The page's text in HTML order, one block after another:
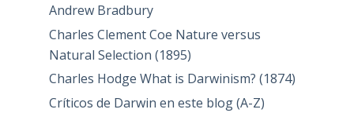
Andrew Bradbury
Charles Clement Coe Nature versus
Natural Selection (1895)
Charles Hodge What is Darwinism? (1874)
Críticos de Darwin en este blog (A-Z)